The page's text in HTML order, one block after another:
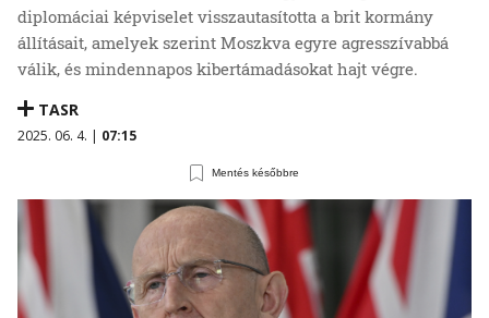
diplomáciai képviselet visszautasította a brit kormány
állításait, amelyek szerint Moszkva egyre agresszívabbá
válik, és mindennapos kibertámadásokat hajt végre.
TASR
2025. 06. 4. | 07:15
Mentés későbbre